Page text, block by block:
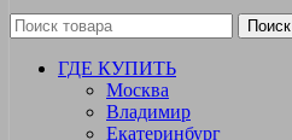
Поиск
ГДЕ КУПИТЬ
Москва
Владимир
Екатеринбург